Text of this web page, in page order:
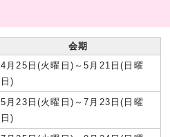
会期
4月25日(火曜日)～5月21日(日曜
日)
5月23日(火曜日)～7月23日(日曜
日)